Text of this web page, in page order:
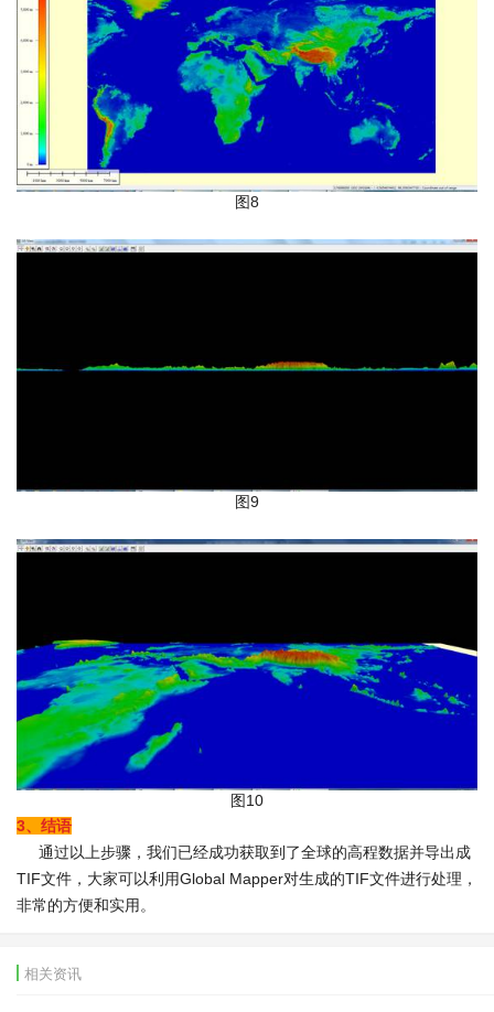
图8
图9
图10
3、结语
通过以上步骤，我们已经成功获取到了全球的高程数据并导出成
TIF文件，大家可以利用Global Mapper对生成的TIF文件进行处理，
非常的方便和实用。
相关资讯